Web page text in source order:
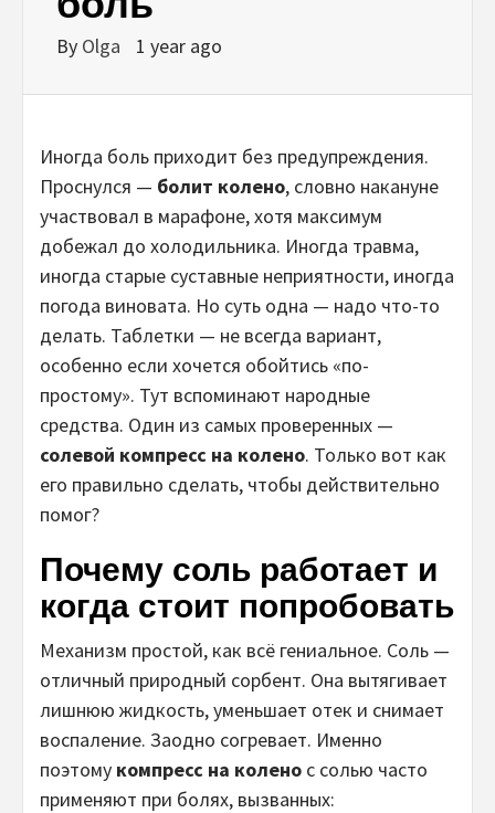
By Olga 1 year ago
Иногда боль приходит без предупреждения.
Проснулся — болит колено, словно накануне
участвовал в марафоне, хотя максимум
добежал до холодильника. Иногда травма,
иногда старые суставные неприятности, иногда
погода виновата. Но суть одна — надо что-то
делать. Таблетки — не всегда вариант,
особенно если хочется обойтись «по-
простому». Тут вспоминают народные
средства. Один из самых проверенных —
солевой компресс на колено. Только вот как
его правильно сделать, чтобы действительно
помог?
Почему соль работает и
когда стоит попробовать
Механизм простой, как всё гениальное. Соль —
отличный природный сорбент. Она вытягивает
лишнюю жидкость, уменьшает отек и снимает
воспаление. Заодно согревает. Именно
поэтому компресс на колено с солью часто
применяют при болях, вызванных: